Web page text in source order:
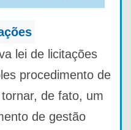
lei de licitações
procedimento de
de fato, um
de gestão